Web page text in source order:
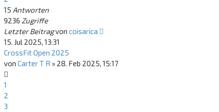
15 Antworten
9236 Zugriffe
Letzter Beitragvon coisarica
15. Jul 2025, 13:31
CrossFit Open 2025
von Carter T R » 28. Feb 2025, 15:17
1
2
3